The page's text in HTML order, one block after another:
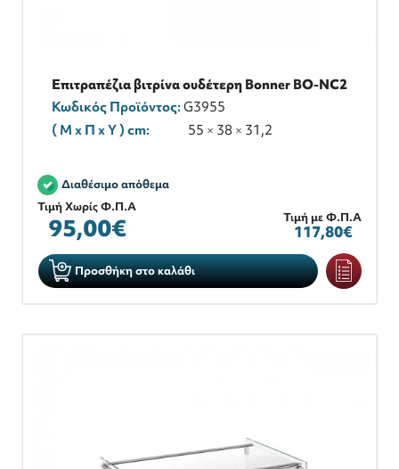
Επιτραπέζια βιτρίνα ουδέτερη Bonner BO-NC2
Κωδικός Προϊόντος:G3955
( M x Π x Y ) cm:
55 × 38 × 31,2
Διαθέσιμο απόθεμα
Τιμή Χωρίς Φ.Π.Α
95,00€ Τιμή με Φ.Π.Α
117,80€
Προσθήκη στο καλάθι